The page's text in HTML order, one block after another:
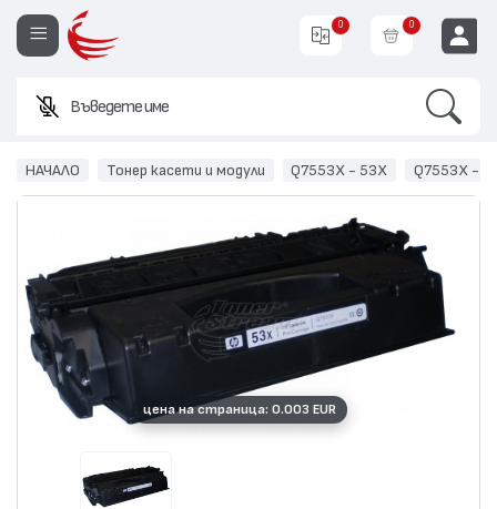
Въведете име или код н
0 0
НАЧАЛО Тонер касети и модули Q7553X - 53X Q7553X -
цена на страница: 0.003 EUR